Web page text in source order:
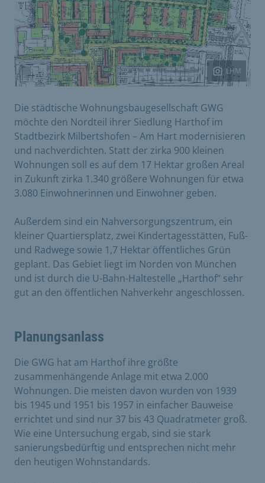
LHM
Die städtische Wohnungsbaugesellschaft GWG
möchte den Nordteil ihrer Siedlung Harthof im
Stadtbezirk Milbertshofen – Am Hart modernisieren
und nachverdichten. Statt der zirka 900 kleinen
Wohnungen soll es auf dem 17 Hektar großen Areal
in Zukunft zirka 1.340 größere Wohnungen für etwa
3.080 Einwohnerinnen und Einwohner geben.
Außerdem sind ein Nahversorgungszentrum, ein
kleiner Quartiersplatz, zwei Kindertagesstätten, Fuß-
und Radwege sowie 1,7 Hektar öffentliches Grün
geplant. Das Gebiet liegt im Norden von München
und ist durch die U-Bahn-Haltestelle „Harthof“ sehr
gut an den öffentlichen Nahverkehr angeschlossen.
Planungsanlass
Die GWG hat am Harthof ihre größte
zusammenhängende Anlage mit etwa 2.000
Wohnungen. Die meisten davon wurden von 1939
bis 1945 und 1951 bis 1957 in einfacher Bauweise
errichtet und sind nur 37 bis 43 Quadratmeter groß.
Wie eine Untersuchung ergab, sind sie stark
sanierungsbedürftig und entsprechen nicht mehr
den heutigen Wohnstandards.